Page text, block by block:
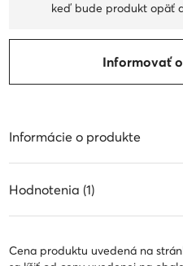
keď bude produkt opäť
Informovať
Informácie o produkte
Hodnotenia (1)
Cena produktu uvedená na